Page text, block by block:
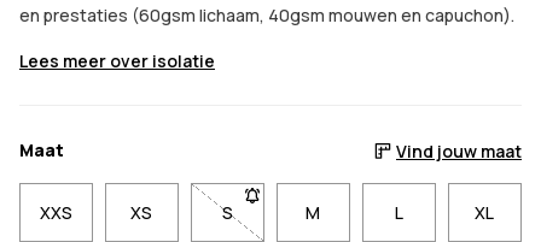
en prestaties (60gsm lichaam, 40gsm mouwen en capuchon).
Lees meer over isolatie
Maat Vind jouw maat
XXS XS S- Maat S niet beschikbaar. Klik om op
M L XL